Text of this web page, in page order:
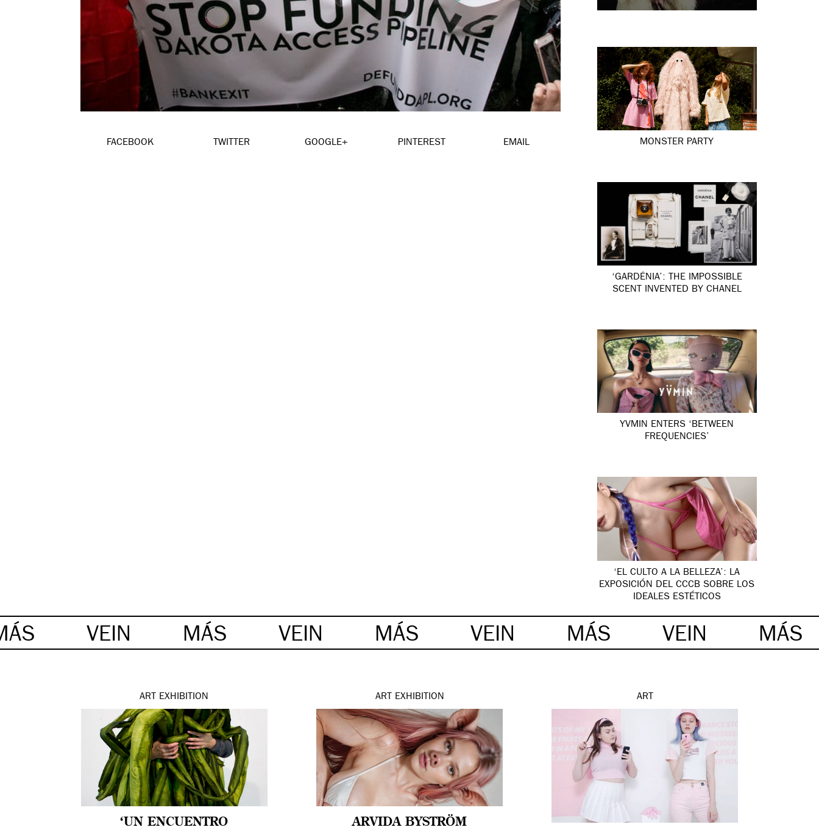
FACEBOOK TWITTER GOOGLE+ PINTEREST EMAIL MONSTER PARTY
‘GARDÉNIA’: THE IMPOSSIBLE
SCENT INVENTED BY CHANEL
YVMIN ENTERS ‘BETWEEN
FREQUENCIES’
‘EL CULTO A LA BELLEZA’: LA
EXPOSICIÓN DEL CCCB SOBRE LOS
IDEALES ESTÉTICOS
VEIN MÁS VEIN MÁS VEIN MÁS VEIN MÁS
ART EXHIBITION
‘UN ENCUENTRO
ART EXHIBITION
ARVIDA BYSTRÖM
ART